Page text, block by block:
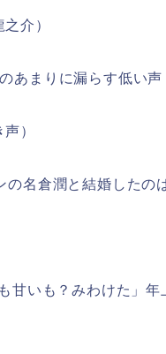
介）
あまりに漏らす低い声
）
の名倉潤と結婚したの
甘いも？みわけた」年